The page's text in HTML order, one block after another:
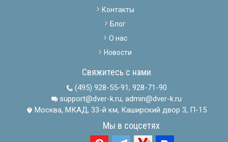
Контакты
Блог
О нас
Новости
Свяжитесь с нами
(495) 928-55-91; 928-71-90
support@dver-k.ru, admin@dver-k.ru
Москва, МКАД, 33-й км, Каширский двор 3, П-15
Мы в соцсетях